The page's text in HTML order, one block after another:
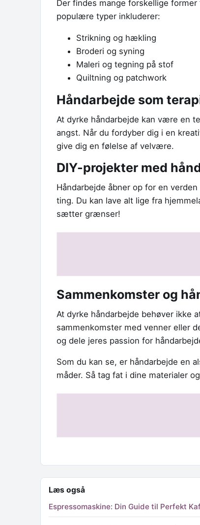
Der findes mange forskellige
populære typer inkluderer:
Strikning og hækling
Broderi og syning
Maleri og tegning på stof
Quiltning og patchwork
Håndarbejde som
At dyrke håndarbejde kan være en
angst. Når du fordyber dig i en
give dig en følelse af velvære.
DIY-projekter med
Håndarbejde åbner op for en
ting. Du kan lave alt lige fra
sætter grænser!
Sammenkomster og
At dyrke håndarbejde behøver ikke
sammenkomster med venner eller
og dele jeres passion for
Som du kan se, er håndarbejde en
måder. Så tag fat i dine materialer
Læs også
Espressomaskine: Din Guide til Perfekt